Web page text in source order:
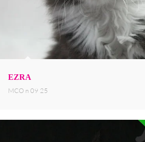
EZRA
MCO n 09 25